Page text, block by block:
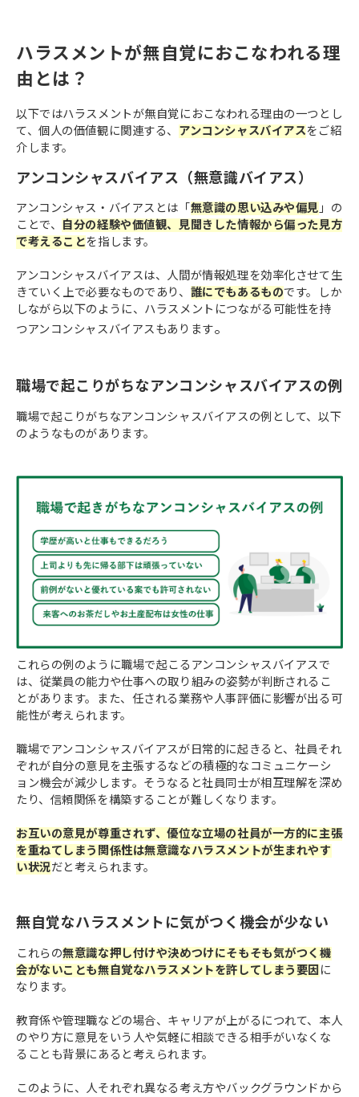
ハラスメントが無自覚におこなわれる理
由とは？
以下ではハラスメントが無自覚におこなわれる理由の一つとし
て、個人の価値観に関連する、 アンコンシャスバイアスをご紹
介します。
アンコンシャスバイアス（無意識バイアス）
アンコンシャス・バイアスとは「 無意識の思い込みや偏見」の
ことで、
自分の経験や価値観、見聞きした情報から偏った見方
で考えることを指します。
アンコンシャスバイアスは、人間が情報処理を効率化させて生
きていく上で必要なものであり、 誰にでもあるものです。しか
しながら以下のように、ハラスメントにつながる可能性を持
つアンコンシャスバイアスもあります。
職場で起こりがちなアンコンシャスバイアスの例
職場で起こりがちなアンコンシャスバイアスの例として、以下
のようなものがあります。
これらの例のように職場で起こるアンコンシャスバイアスで
は、従業員の能力や仕事への取り組みの姿勢が判断されるこ
とがあります。また、任される業務や人事評価に影響が出る可
能性が考えられます。
職場でアンコンシャスバイアスが日常的に起きると、社員それ
ぞれが自分の意見を主張するなどの積極的なコミュニケーシ
ョン機会が減少します。そうなると社員同士が相互理解を深め
たり、信頼関係を構築することが難しくなります。
お互いの意見が尊重されず、優位な立場の社員が一方的に主張
を重ねてしまう関係性は無意識なハラスメントが生まれやす
い状況だと考えられます。
無自覚なハラスメントに気がつく機会が少ない
これらの無意識な押し付けや決めつけにそもそも気がつく機
会がないことも無自覚なハラスメントを許してしまう要因 に
なります。
教育係や管理職などの場合、キャリアが上がるにつれて、本人
のやり方に意見をいう人や気軽に相談できる相手がいなくな
ることも背景にあると考えられます。
このように、人それぞれ異なる考え方やバックグラウンドから